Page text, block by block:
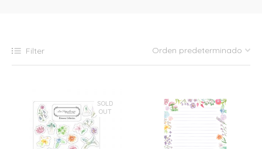
Filter
SOLD
OUT